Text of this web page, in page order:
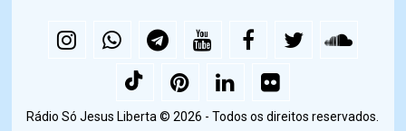
Rádio Só Jesus Liberta © 2026 - Todos os direitos reservados.